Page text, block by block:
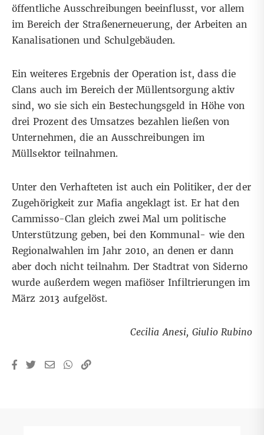
öffentliche Ausschreibungen beeinflusst, vor allem
im Bereich der Straßenerneuerung, der Arbeiten an
Kanalisationen und Schulgebäuden.
Ein weiteres Ergebnis der Operation ist, dass die
Clans auch im Bereich der Müllentsorgung aktiv
sind, wo sie sich ein Bestechungsgeld in Höhe von
drei Prozent des Umsatzes bezahlen ließen von
Unternehmen, die an Ausschreibungen im
Müllsektor teilnahmen.
Unter den Verhafteten ist auch ein Politiker, der der
Zugehörigkeit zur Mafia angeklagt ist. Er hat den
Cammisso-Clan gleich zwei Mal um politische
Unterstützung geben, bei den Kommunal- wie den
Regionalwahlen im Jahr 2010, an denen er dann
aber doch nicht teilnahm. Der Stadtrat von Siderno
wurde außerdem wegen mafiöser Infiltrierungen im
März 2013 aufgelöst.
Cecilia Anesi, Giulio Rubino